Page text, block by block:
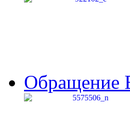
Обращение